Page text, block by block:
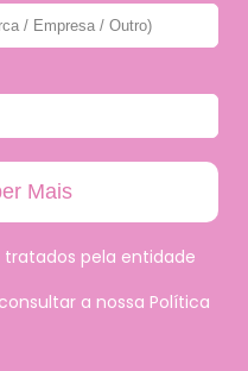
Mais
tratados pela entidade
a nossa Política